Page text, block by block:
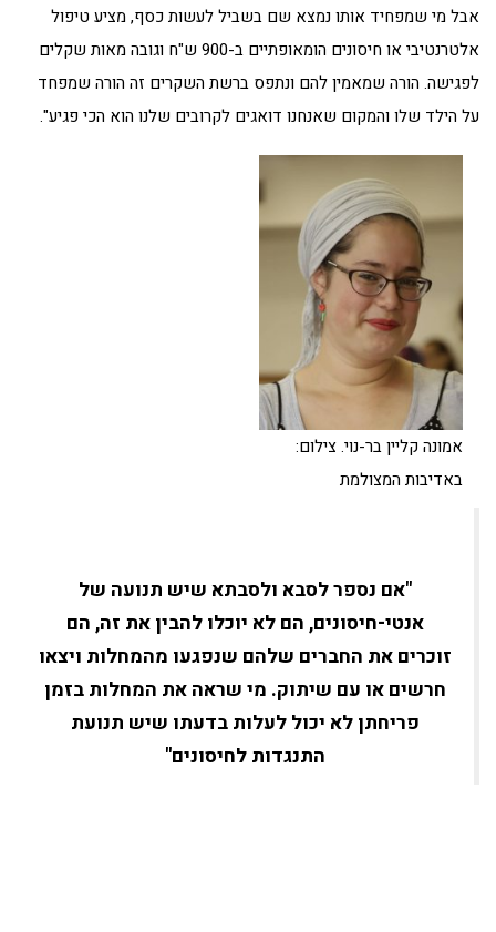
אבל מי שמפחיד אותו נמצא שם בשביל לעשות כסף, מציע טיפול
אלטרנטיבי או חיסונים הומאופתיים ב-900 ש"ח וגובה מאות שקלים
לפגישה. הורה שמאמין להם ונתפס ברשת השקרים זה הורה שמפחד
על הילד שלו והמקום שאנחנו דואגים לקרובים שלנו הוא הכי פגיע".
אמונה קליין בר-נוי. צילום:
באדיבות המצולמת
"אם נספר לסבא ולסבתא שיש תנועה של
אנטי-חיסונים, הם לא יוכלו להבין את זה, הם
זוכרים את החברים שלהם שנפגעו מהמחלות ויצאו
חרשים או עם שיתוק. מי שראה את המחלות בזמן
פריחתן לא יכול לעלות בדעתו שיש תנועת
התנגדות לחיסונים"